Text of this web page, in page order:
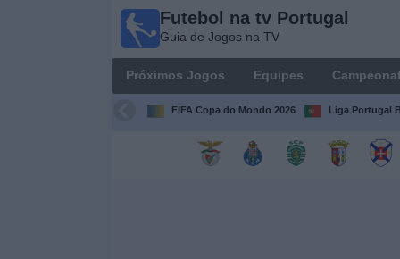
Futebol na tv Portugal
Guia de Jogos na TV
Próximos Jogos Equipes
FIFA Copa do Mondo 2026 Liga Portugal
Portugal
Jogos na TV